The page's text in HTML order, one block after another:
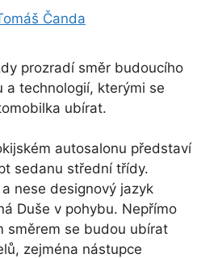
Čanda
prozradí směr budoucího
a technologií, kterými se
ubírat.
autosalonu představí
sedanu střední třídy.
nese designový jazyk
Duše v pohybu. Nepřímo
směrem se budou ubírat
zejména nástupce